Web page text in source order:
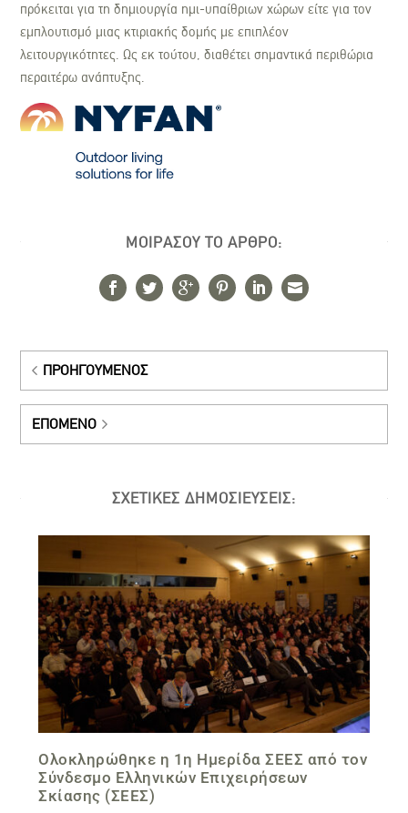
πρόκειται για τη δημιουργία ημι-υπαίθριων χώρων είτε για τον
εμπλουτισμό μιας κτιριακής δομής με επιπλέον
λειτουργικότητες. Ως εκ τούτου, διαθέτει σημαντικά περιθώρια
περαιτέρω ανάπτυξης.
ΜΟΙΡΑΣΟΥ ΤΟ ΑΡΘΡΟ:
ΠΡΟΗΓΟΎΜΕΝΟΣ
ΕΠΌΜΕΝΟ
ΣΧΕΤΙΚΕΣ ΔΗΜΟΣΙΕΥΣΕΙΣ:
Ολοκληρώθηκε η 1η Ημερίδα ΣΕΕΣ από τον
Σύνδεσμο Ελληνικών Επιχειρήσεων
Σκίασης (ΣΕΕΣ)